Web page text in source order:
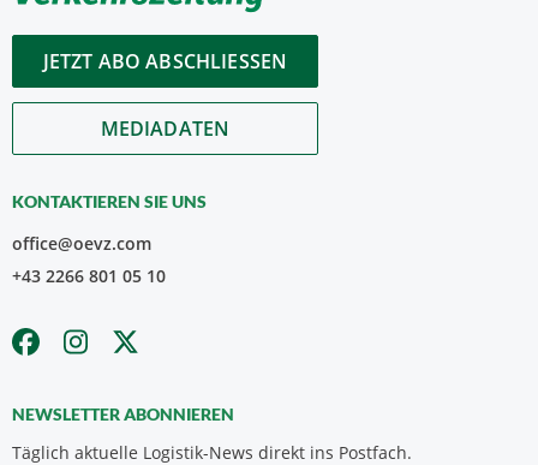
JETZT ABO ABSCHLIESSEN
MEDIADATEN
KONTAKTIEREN SIE UNS
office@oevz.com
+43 2266 801 05 10
NEWSLETTER ABONNIEREN
Täglich aktuelle Logistik-News direkt ins Postfach.